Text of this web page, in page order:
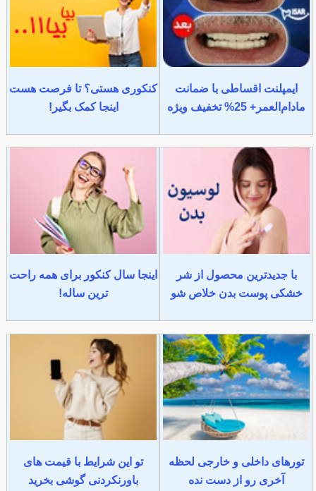
ایمپلنت اقساطی با ضمانت
مادام‌العمر+ 25% تخفیف ویژه
کنکوری هستی؟ تا فرصت هست
اینجا کمک بگیر!
با جدیدترین محصول از شر
خشکی پوست بدن خلاص شو
اینجا سال کنکور برای همه راحت
ترین ساله!
تورهای داخلی و خارجی لحظه
آخری رو از دست نده
تو این شرایط با قیمت های
باورنکردنی گوشی بخرید